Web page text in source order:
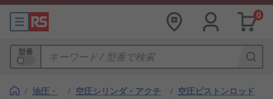
0
型番
/ 油圧・
/ 空圧シリンダ・アクチ
/ 空圧ピストンロッド